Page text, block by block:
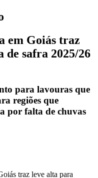
em Goiás traz
de safra 2025/26
para lavouras que
regiões que
por falta de chuvas